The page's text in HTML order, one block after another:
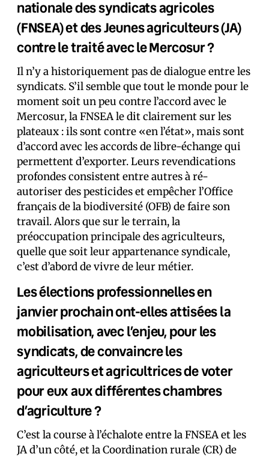
nationale des syndicats agricoles
(FNSEA) et des Jeunes agriculteurs (JA)
contre le traité avec le Mercosur ?
Il n’y a historiquement pas de dialogue entre les
syndicats. S’il semble que tout le monde pour le
moment soit un peu contre l’accord avec le
Mercosur, la FNSEA le dit clairement sur les
plateaux : ils sont contre «en l’état», mais sont
d’accord avec les accords de libre-échange qui
permettent d’exporter. Leurs revendications
profondes consistent entre autres à ré-
autoriser des pesticides et empêcher l’Office
français de la biodiversité (OFB) de faire son
travail. Alors que sur le terrain, la
préoccupation principale des agriculteurs,
quelle que soit leur appartenance syndicale,
c’est d’abord de vivre de leur métier.
Les élections professionnelles en
janvier prochain ont-elles attisées la
mobilisation, avec l’enjeu, pour les
syndicats, de convaincre les
agriculteurs et agricultrices de voter
pour eux aux différentes chambres
d’agriculture ?
C’est la course à l’échalote entre la FNSEA et les
JA d’un côté, et la Coordination rurale (CR) de